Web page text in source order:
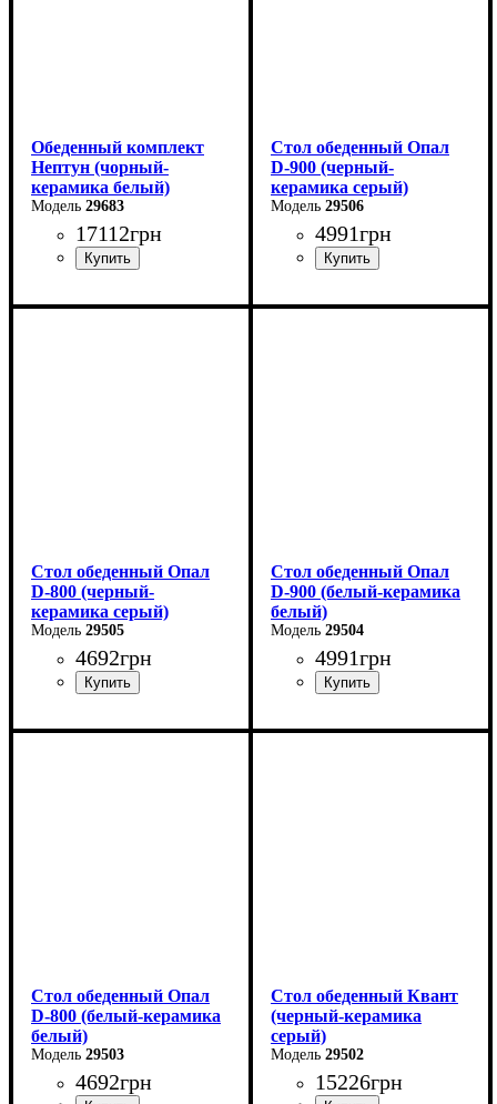
Обеденный комплект
Нептун (чорный-
керамика белый)
29683
17112грн
Стол обеденный Опал
D-900 (черный-
керамика серый)
29506
4991грн
Длина - 90 см
Стол обеденный Опал
D-800 (черный-
керамика серый)
29505
4692грн
Длина - 80 см
Стол обеденный Опал
D-900 (белый-керамика
белый)
29504
4991грн
Длина - 90 см
Стол обеденный Опал
D-800 (белый-керамика
белый)
29503
4692грн
Стол обеденный Квант
(черный-керамика
серый)
29502
15226грн